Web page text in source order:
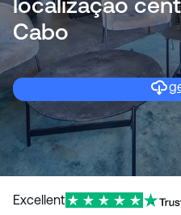
localização
Cabo
Excellent